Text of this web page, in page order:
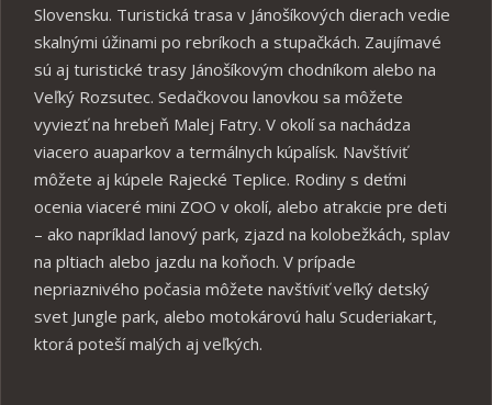
Slovensku. Turistická trasa v Jánošíkových dierach vedie
skalnými úžinami po rebríkoch a stupačkách. Zaujímavé
sú aj turistické trasy Jánošíkovým chodníkom alebo na
Veľký Rozsutec. Sedačkovou lanovkou sa môžete
vyviezť na hrebeň Malej Fatry. V okolí sa nachádza
viacero auaparkov a termálnych kúpalísk. Navštíviť
môžete aj kúpele Rajecké Teplice. Rodiny s deťmi
ocenia viaceré mini ZOO v okolí, alebo atrakcie pre deti
– ako napríklad lanový park, zjazd na kolobežkách, splav
na pltiach alebo jazdu na koňoch. V prípade
nepriaznivého počasia môžete navštíviť veľký detský
svet Jungle park, alebo motokárovú halu Scuderiakart,
ktorá poteší malých aj veľkých.